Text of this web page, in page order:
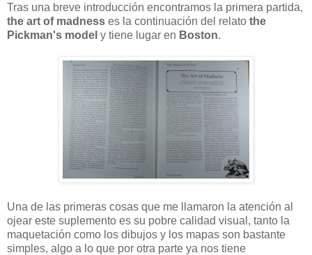
Tras una breve introducción encontramos la primera partida,
the art of madness es la continuación del relato the
Pickman's model y tiene lugar en Boston.
Una de las primeras cosas que me llamaron la atención al
ojear este suplemento es su pobre calidad visual, tanto la
maquetación como los dibujos y los mapas son bastante
simples, algo a lo que por otra parte ya nos tiene